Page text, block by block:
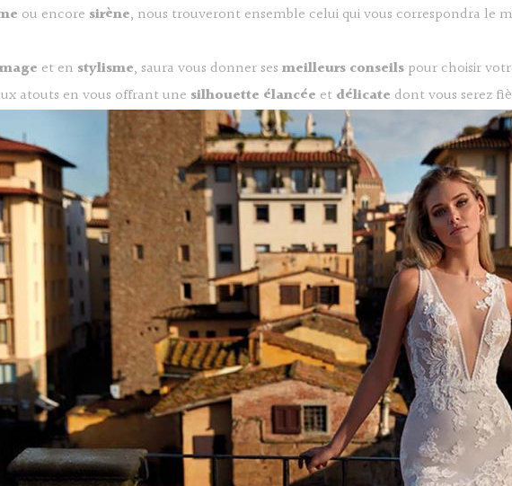
ou encore sirène, nous trouveront ensemble celui qui vous correspondra le
et en stylisme, saura vous donner ses meilleurs conseils pour choisir
atouts en vous offrant une silhouette élancée et délicate dont vous serez